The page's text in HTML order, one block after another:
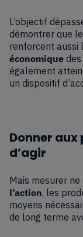
L’objectif
démontrer que
renforcent aussi
économique
également
un dispositif
Donner
d’agir
Mais mesurer
l’action, les
moyens
de long terme